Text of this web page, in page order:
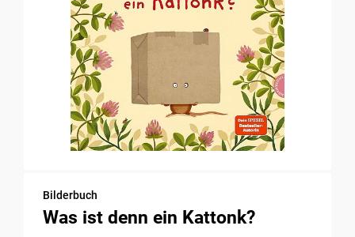
Bilderbuch
Was ist denn ein Kattonk?